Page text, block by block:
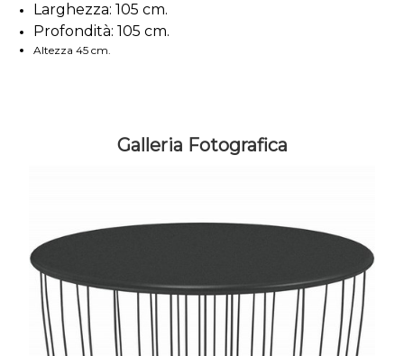
Larghezza: 105 cm.
Profondità: 105 cm.
Altezza 45 cm.
Galleria Fotografica